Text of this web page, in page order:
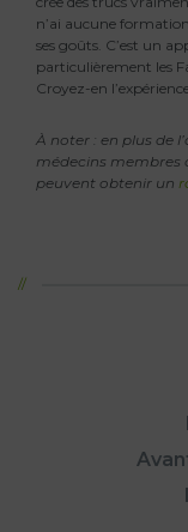
n’ai aucune
ses goûts. C’est un
particulièrement les
Croyez-en
À noter : en plus de
médecins membres
peuvent obtenir un